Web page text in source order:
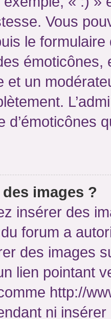
Vous
le
et un
d’émoticônes
images ?
insérer des
forum a
des images
lien pointant
http://
ni